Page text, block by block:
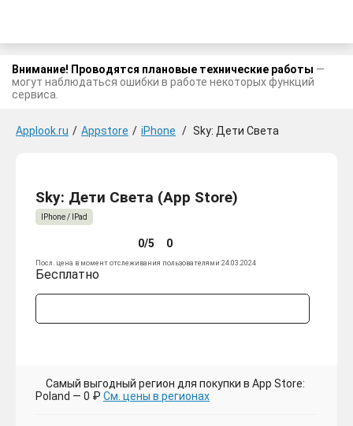
Внимание! Проводятся плановые технические работы —
могут наблюдаться ошибки в работе некоторых функций
сервиса.
Applook.ru / Appstore / iPhone / Sky: Дети Света
Sky: Дети Света (App Store)
IPhone / IPad
0/5 0
Посл. цена в момент отслеживания пользователями 24.03.2024
Бесплатно
Самый выгодный регион для покупки в App Store:
Poland — 0 ₽ См. цены в регионах